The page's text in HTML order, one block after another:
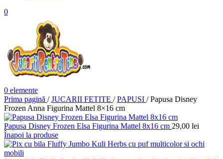
0
0 elemente
Prima pagină / JUCARII FETITE / PAPUSI / Papusa Disney
Frozen Anna Figurina Mattel 8×16 cm
Papusa Disney Frozen Elsa Figurina Mattel 8x16 cm 29,00 lei
Înapoi la produse